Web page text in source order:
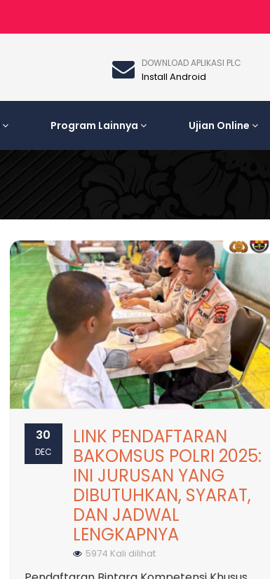
DOWNLOAD APLIKASI PLC
Install Android
Program Lainnya Ujian Online
30
DEC
LINK PENDAFTARAN
BAKOMSUS POLRI 2025:
INI JURUSAN YANG
DIBUTUHKAN, SYARAT,
DAN JADWAL
LENGKAPNYA
5974 Kali dilihat